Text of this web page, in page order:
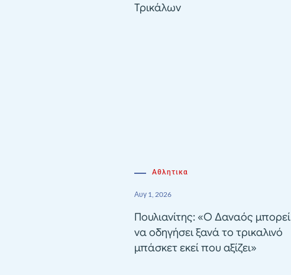
Τρικάλων
Αθλητικα
Αυγ 1, 2026
Πουλιανίτης: «Ο Δαναός μπορεί
να οδηγήσει ξανά το τρικαλινό
μπάσκετ εκεί που αξίζει»